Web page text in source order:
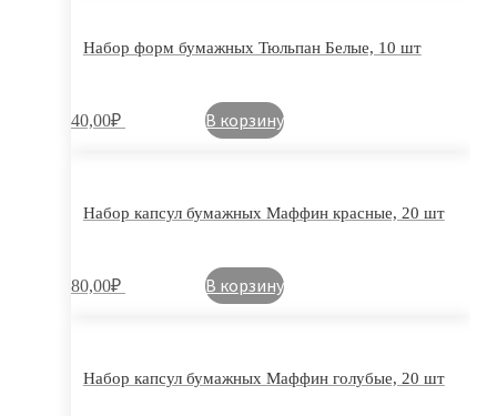
Набор форм бумажных Тюльпан Белые, 10 шт
40,00₽ В корзину
Набор капсул бумажных Маффин красные, 20 шт
80,00₽ В корзину
Набор капсул бумажных Маффин голубые, 20 шт